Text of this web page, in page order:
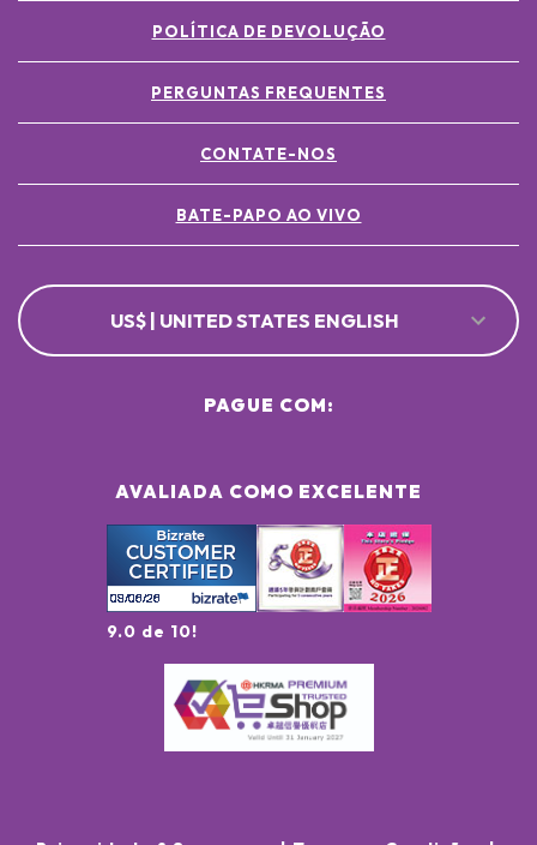
POLÍTICA DE DEVOLUÇÃO
PERGUNTAS FREQUENTES
CONTATE-NOS
BATE-PAPO AO VIVO
US$ | UNITED STATES ENGLISH
AVALIADA COMO EXCELENTE
9.0 de 10!
PAGUE COM: